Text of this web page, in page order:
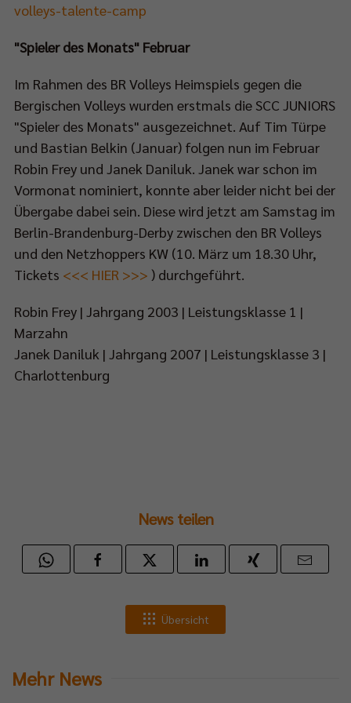
volleys-talente-camp
"Spieler des Monats" Februar
Im Rahmen des BR Volleys Heimspiels gegen die
Bergischen Volleys wurden erstmals die SCC JUNIORS
"Spieler des Monats" ausgezeichnet. Auf Tim Türpe
und Bastian Belkin (Januar) folgen nun im Februar
Robin Frey und Janek Daniluk. Janek war schon im
Vormonat nominiert, konnte aber leider nicht bei der
Übergabe dabei sein. Diese wird jetzt am Samstag im
Berlin-Brandenburg-Derby zwischen den BR Volleys
und den Netzhoppers KW (10. März um 18.30 Uhr,
Tickets <<< HIER >>> ) durchgeführt.
Robin Frey | Jahrgang 2003 | Leistungsklasse 1 |
Marzahn
Janek Daniluk | Jahrgang 2007 | Leistungsklasse 3 |
Charlottenburg
News teilen
Übersicht
Mehr News